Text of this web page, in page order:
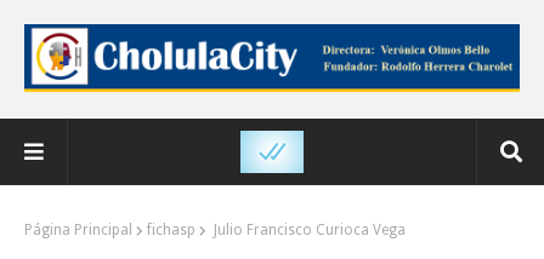
Página Principal fichasp Julio Francisco Curioca Vega